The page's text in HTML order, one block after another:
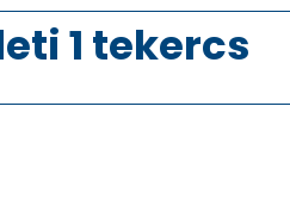
1 tekercs